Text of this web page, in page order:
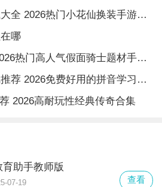
小花仙换装游戏下载大全 2026热门小花仙换装手游推荐合集
哪
假面骑士手游推荐 2026热门高人气假面骑士题材手机游戏合集
儿童学拼音闯关游戏推荐 2026免费好用的拼音学习闯关类APP合集
2026高耐玩性经典传奇合集
助手教师版
07-19 查看